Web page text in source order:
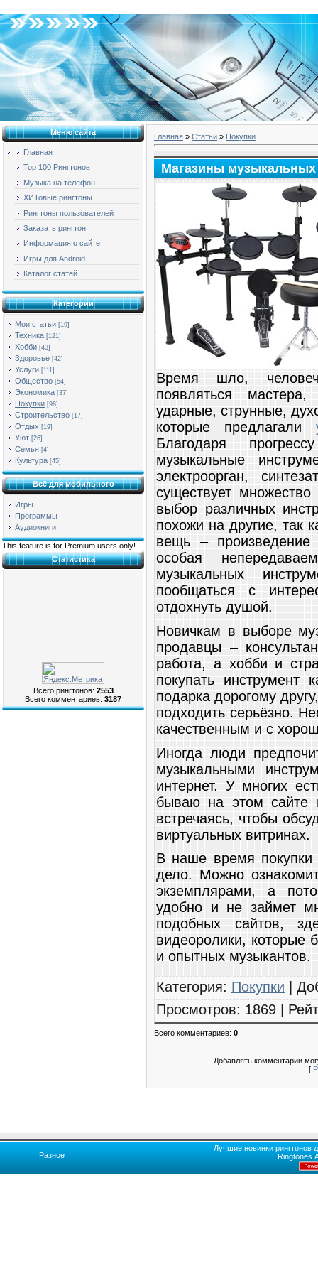
Меню сайта
Главная
Top 100 Рингтонов
Музыка на телефон
ХИТовые рингтоны
Рингтоны пользователей
Заказать рингтон
Информация о сайте
Игры для Android
Каталог статей
Категории
Мои статьи [19]
Техника [121]
Хобби [43]
Здоровье [42]
Услуги [111]
Общество [54]
Экономика [37]
Покупки [98]
Строительство [17]
Отдых [19]
Уют [26]
Семья [4]
Культура [45]
Всё для мобильного
Игры
Программы
Аудиокниги
This feature is for Premium users only!
Статистика
Всего рингтонов: 2553
Всего комментариев: 3187
Главная » Статьи » Покупки
Магазины музыкальных
Время шло,
появляться мастера,
ударные, струнные,
которые предлагали
Благодаря
музыкальные
электроорган,
существует
выбор различных
похожи на другие, так
вещь – произведение
особая
музыкальных
пообщаться с
отдохнуть душой.
Новичкам в выборе
продавцы –
работа, а хобби и
покупать
подарка дорогому
подходить серьёзно.
качественным и с
Иногда люди
музыкальными
интернет. У многих
бываю на этом сайте
встречаясь, чтобы
виртуальных витринах.
В наше время покупки
дело. Можно
экземплярами, а
удобно и не займет
подобных сайтов,
видеоролики, которые
и опытных музыкантов.
Категория: Покупки |
Просмотров: 1869 |
Всего комментариев: 0
Добавлять комментарии
[
Разное
Лучшие новинки рингтонов